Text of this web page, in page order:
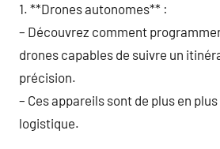
1. **Drones autonomes** :
– Découvrez comment
drones capables de suivre un
précision.
– Ces appareils sont de plus en
logistique.